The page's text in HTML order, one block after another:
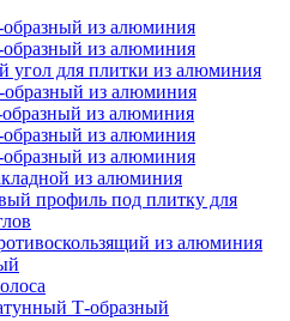
из алюминия
из алюминия
угол для плитки из алюминия
из алюминия
из алюминия
из алюминия
из алюминия
из алюминия
профиль под плитку для
из алюминия
Т-образный